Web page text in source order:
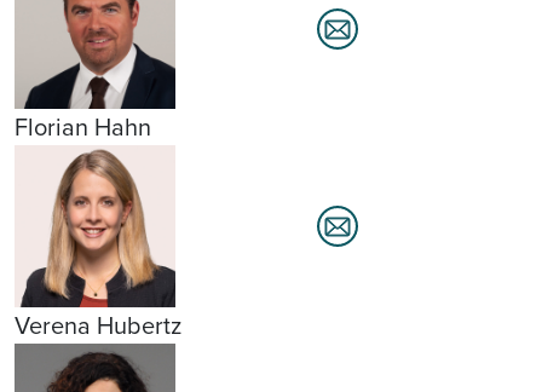
Florian Hahn
Verena Hubertz